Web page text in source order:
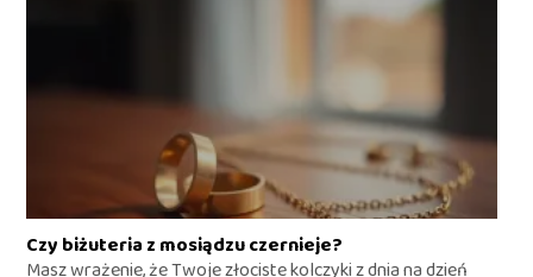
Czy biżuteria z mosiądzu czernieje?
Masz wrażenie, że Twoje złociste kolczyki z dnia na dzień